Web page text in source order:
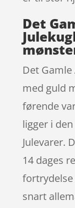
Det
Det Gamle
med guld
førende
ligger i
Julevarer.
14 dages
fortrydelse
snart